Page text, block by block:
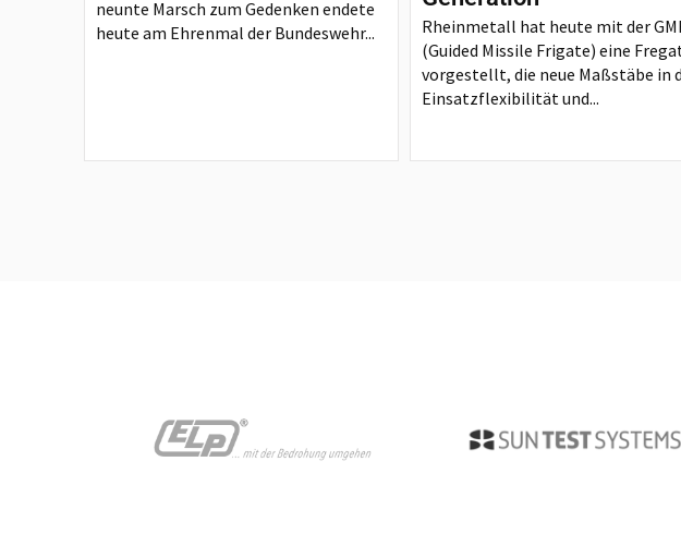
neunte Marsch zum Gedenken endete
heute am Ehrenmal der Bundeswehr...
Rheinmetall hat heute mit der
(Guided Missile Frigate) eine
vorgestellt, die neue Maßstäbe in
Einsatzflexibilität und...